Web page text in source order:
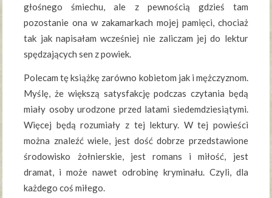
głośnego śmiechu, ale z pewnością gdzieś tam
pozostanie ona w zakamarkach mojej pamięci, chociaż
tak jak napisałam wcześniej nie zaliczam jej do lektur
spędzających sen z powiek.
Polecam tę książkę zarówno kobietom jak i mężczyznom.
Myślę, że większą satysfakcję podczas czytania będą
miały osoby urodzone przed latami siedemdziesiątymi.
Więcej będą rozumiały z tej lektury. W tej powieści
można znaleźć wiele, jest dość dobrze przedstawione
środowisko żołnierskie, jest romans i miłość, jest
dramat, i może nawet odrobinę kryminału. Czyli, dla
każdego coś miłego.